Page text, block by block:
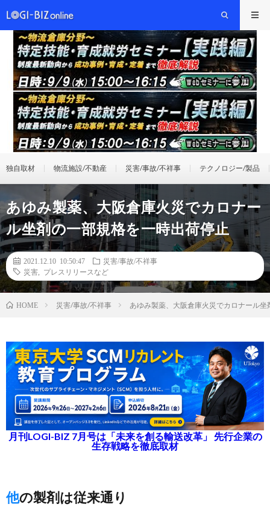
独自取材 物流施設/不動産 災害/事故/不祥事 テクノロジー/製品
あゆみ製薬、大阪倉庫火災でカロナー
ル坐剤の一部規格を一時出荷停止
2021.12.10 10:50:47
災害/事故/不祥事
災害
プレスリリースなど
HOME 災害/事故/不祥事 あゆみ製薬、大阪倉庫火災でカロナール
月刊LOGI-BIZ 7月号は「未来を創る輸送改革」 先行企業の
生存戦略を徹底取材
他の製剤は従来通り